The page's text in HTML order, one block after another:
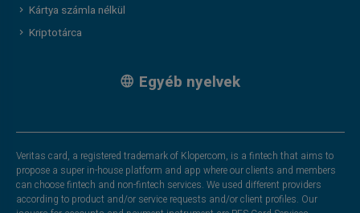
Kártya számla nélkül
Kriptotárca
Egyéb nyelvek
Veritas card, a registered trademark of Klopercom, is a fintech that aims to
propose a super in-house platform and app where our clients and members
can choose fintech and non-fintech services. We used different providers
according to product and/or service requests and/or client profiles. Our